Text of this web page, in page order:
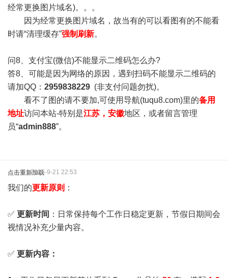
经常更换图片域名)。。。
因为经常更换图片域名，故当有的可以看图有的不能看
时请“清理缓存”强制刷新。
问8、支付宝(微信)不能显示二维码怎么办?
答8、可能是因为网络的原因，遇到扫码不能显示二维码的
请加QQ： 2959838229 (非支付问题勿扰)。
看不了图的请不要加,可使用导航(tuqu8.com)里的备用
地址访问本站-特别是江苏，安徽地区，或者留言管理
员“admin888”。
点击重新加载2025-9-21 22:53
我们的更新原则 ：
✅ 更新时间 ：日常保持每个工作日稳定更新，节假日期间会
视情况补充少量内容。
✅ 更新内容：